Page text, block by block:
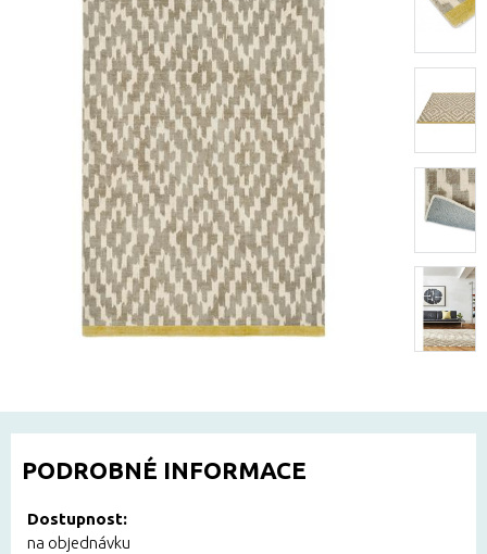
PODROBNÉ INFORMACE
Dostupnost:
na objednávku